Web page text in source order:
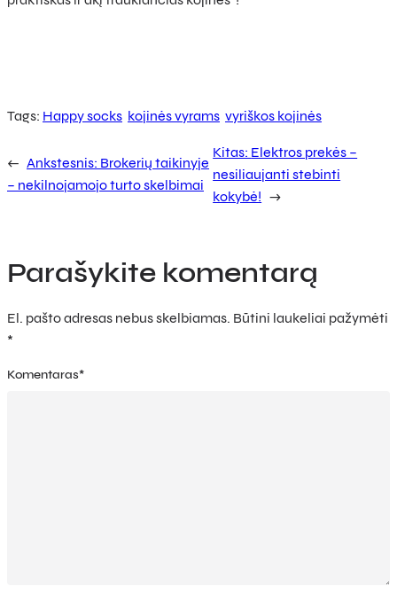
Tags: Happy socks kojinės vyrams vyriškos kojinės
← Ankstesnis: Brokerių taikinyje
– nekilnojamojo turto skelbimai
Kitas: Elektros prekės –
nesiliaujanti stebinti
kokybė! →
Parašykite komentarą
El. pašto adresas nebus skelbiamas. Būtini laukeliai pažymėti
*
Komentaras*